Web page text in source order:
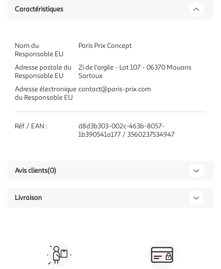
Caractéristiques
Nom du
Responsable EU
Paris Prix Concept
Adresse postale du
Responsable EU
Zi de l'argile - Lot 107 - 06370 Mouans
Sartoux
Adresse électronique
du Responsable EU
contact@paris-prix.com
Réf / EAN :
d8d3b303-002c-463b-8057-
1b390541a177 / 3560237534947
Avis clients(0)
Livraison